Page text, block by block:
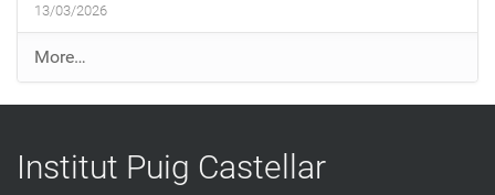
13/03/2026
E
n
t
a
More…
Institut Puig Castellar